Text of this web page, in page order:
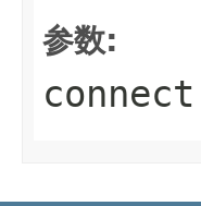
参数:
connect